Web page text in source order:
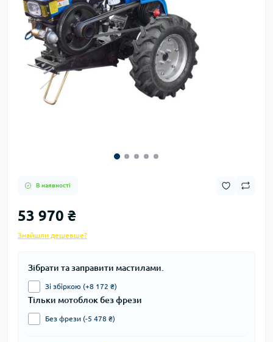
В наявності
53 970 ₴
Знайшли дешевше?
Зібрати та заправити мастилами.
Зі збіркою (+8 172 ₴)
Тільки мотоблок без фрези
Без фрези (-5 478 ₴)